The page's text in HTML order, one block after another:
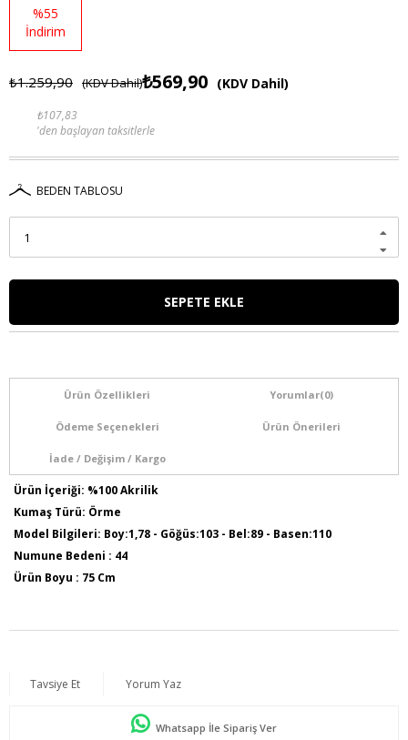
%55
İndirim
₺1.259,90 (KDV Dahil)₺569,90 (KDV Dahil)
₺107,83
'den başlayan taksitlerle
BEDEN TABLOSU
Ürün Özellikleri Yorumlar(0)
Ödeme Seçenekleri Ürün Önerileri
İade / Değişim / Kargo
Ürün İçeriği: %100 Akrilik
Kumaş Türü: Örme
Model Bilgileri: Boy:1,78 - Göğüs:103 - Bel:89 - Basen:110
Numune Bedeni : 44
Ürün Boyu : 75 Cm
Tavsiye Et Yorum Yaz
Whatsapp İle Sipariş Ver